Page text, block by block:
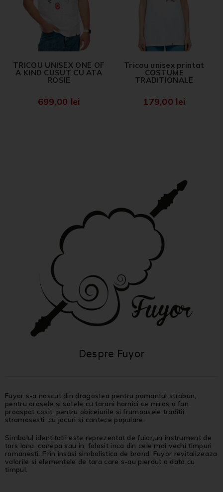
TRICOU UNISEX ONE OF
A KIND CUSUT CU ATA
ROSIE
699,00 lei
Tricou unisex printat
COSTUME
TRADITIONALE
179,00 lei
Despre Fuyor
Fuyor s-a nascut din dragostea pentru pamantul strabun,
pentru orasele si satele cu tarani harnici ce miros a fan
proaspat cosit, pentru obiceiurile si frumoasele traditii
stramosesti, cu jocuri si cantece populare.
Simbolul identitatii este reprezentat de fuior,un instrument de
tors lana, canepa sau in, folosit inca din cele mai vechi timpuri
romanesti. Prin insasi simbolistica de brand, Fuyor revitalizeaza
valorile si elementele de tara care s-au pierdut o data cu
timpul.